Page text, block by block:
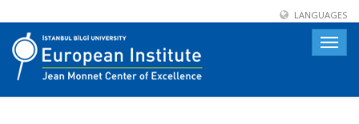
LANGUAGES
Toggle